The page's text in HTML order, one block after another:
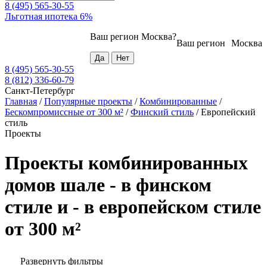
8 (495) 565-30-55
Льготная ипотека 6%
Москва
Ваш регион
Ваш регион Москва?
8 (495) 565-30-55
8 (812) 336-60-79
Санкт-Петербург
Главная /Популярные проекты /Комбинированные /
Бескомпромиссные от 300 м² /Финский стиль /Европейский
стиль
Проекты
Проекты комбинированных
домов шале - в финском
стиле и - в европейском стиле
от 300 м²
Развернуть фильтры